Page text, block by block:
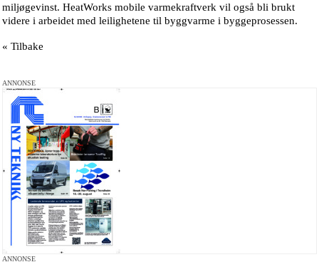
miljøgevinst. HeatWorks mobile varmekraftverk vil også bli brukt
videre i arbeidet med leilighetene til byggvarme i byggeprosessen.
« Tilbake
ANNONSE
ANNONSE